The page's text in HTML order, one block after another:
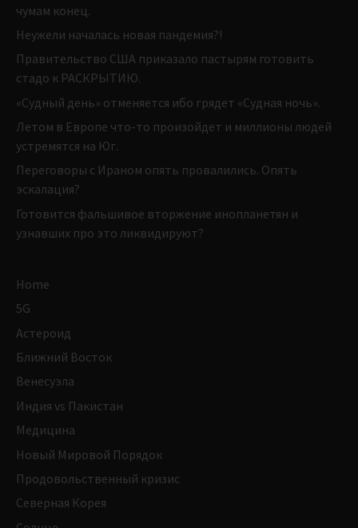
чумам конец.
Неужели началась новая пандемия?!
Правительство США приказало пастырям готовить
стадо к РАСКРЫТИЮ.
«Судный день» отменяется ибо грядет «Судная ночь».
Летом в Европе что-то произойдет и миллионы людей
устремятся на Юг.
Переговоры с Ираном опять провалились. Опять
эскалация?
Готовится фальшивое вторжение инопланетян и
узнавших про это ликвидируют?
Home
5G
Астероид
Ближний Восток
Венесуэла
Индия vs Пакистан
Медицина
Новый Мировой Порядок
Продовольственный кризис
Северная Корея